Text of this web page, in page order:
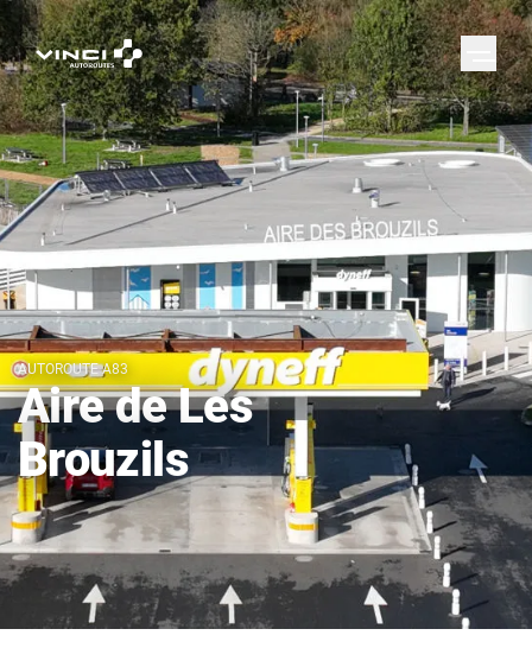
AUTOROUTE A83
Aire de Les
Brouzils